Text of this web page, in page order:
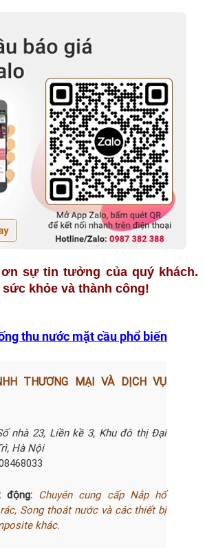
sự tin tưởng của quý khách.
khỏe và thành công!
thu nước mặt cầu phổ biến
THƯƠNG MẠI VÀ DỊCH VỤ
nhà 23, Liền kề 3, Khu đô thị Đại
Hà Nội
động: Chuyên cung cấp Nắp hố
, Song thoát nước và các thiết bị
khác.